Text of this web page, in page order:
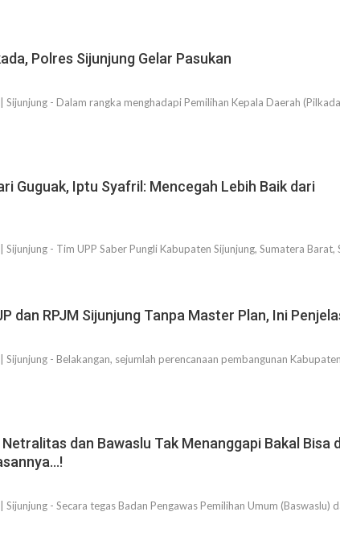
Polres Sijunjung Gelar Pasukan
| Sijunjung - Dalam rangka menghadapi Pemilihan Kepala Daerah
Guguak, Iptu Syafril: Mencegah Lebih Baik dari
Sijunjung - Tim UPP Saber Pungli Kabupaten Sijunjung, Sumatera Barat,
dan RPJM Sijunjung Tanpa Master Plan, Ini
| Sijunjung - Belakangan, sejumlah perencanaan pembangunan Kabupaten
dan Bawaslu Tak Menanggapi Bakal Bisa
| Sijunjung - Secara tegas Badan Pengawas Pemilihan Umum (Baswaslu)